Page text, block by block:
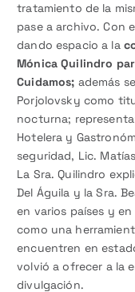
tratamiento de la
pase a archivo. Con
dando espacio a la
Mónica Quilindro
Cuidamos; además
Porjolovsky como
nocturna;
Hotelera y
seguridad, Lic.
La Sra. Quilindro
Del Águila y la Sra.
en varios países y
como una
encuentren en
volvió a ofrecer a la
divulgación.